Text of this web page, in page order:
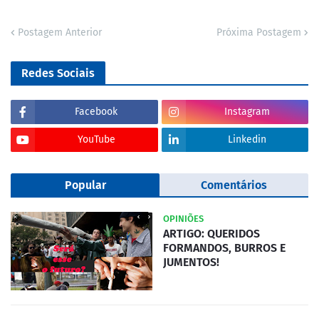
Postagem Anterior Próxima Postagem
Redes Sociais
Facebook Instagram
YouTube Linkedin
Popular Comentários
OPINIÕES
ARTIGO: QUERIDOS
FORMANDOS, BURROS E
JUMENTOS!